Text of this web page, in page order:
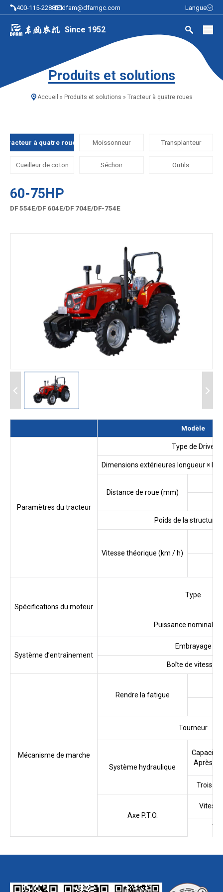
400-115-2288 dfam@dfamgc.com Langue
Since 1952
Produits et solutions
Accueil » Produits et solutions » Tracteur à quatre roues
Tracteur à quatre roues Moissonneur Transplanteur
Cueilleur de coton Séchoir Outils
60-75HP
DF 554E/DF 604E/DF 704E/DF-754E
Modèle
Paramètres du tracteur
Type de Drive
Dimensions extérieures longueur ×
Distance de roue (mm)
Poids de la structure
Vitesse théorique (km / h)
Spécifications du moteur
Type
Puissance nominale
Système d’entraînement
Embrayage
Boîte de vitesses
Mécanisme de marche
Rendre la fatigue
Tourneur
Système hydraulique
Capacité
Après le
Trois
Axe P.T.O.